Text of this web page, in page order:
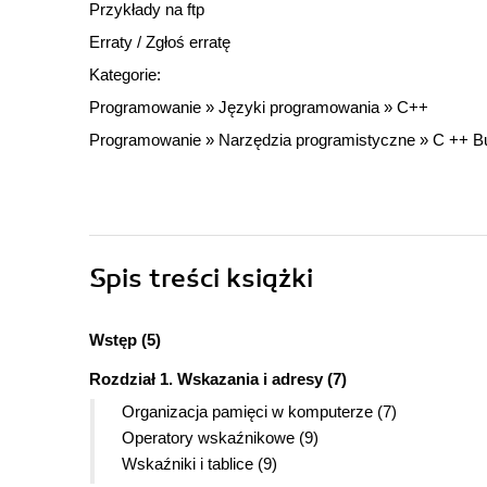
Przykłady na ftp
Erraty / Zgłoś erratę
Kategorie:
Programowanie » Języki programowania » C++
Programowanie » Narzędzia programistyczne » C ++
Spis treści książki
Wstęp (5)
Rozdział 1. Wskazania i adresy (7)
Organizacja pamięci w komputerze (7)
Operatory wskaźnikowe (9)
Wskaźniki i tablice (9)